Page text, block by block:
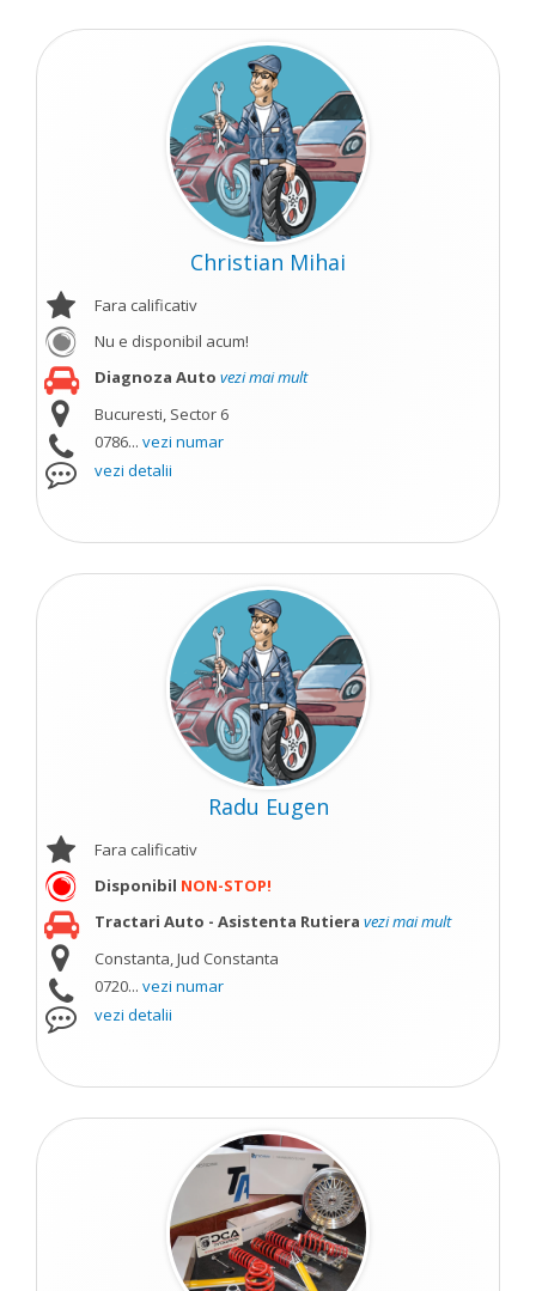
Christian Mihai
Fara calificativ
Nu e disponibil acum!
Diagnoza Auto vezi mai mult
Bucuresti, Sector 6
0786... vezi numar
vezi detalii
Radu Eugen
Fara calificativ
Disponibil NON-STOP!
Tractari Auto - Asistenta Rutiera vezi mai mult
Constanta, Jud Constanta
0720... vezi numar
vezi detalii